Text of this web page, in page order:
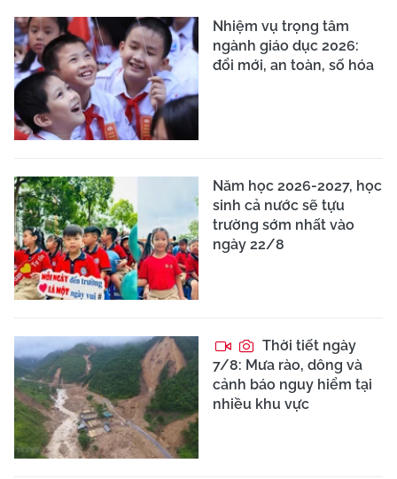
Nhiệm vụ trọng tâm
ngành giáo dục 2026:
đổi mới, an toàn, số hóa
Năm học 2026-2027, học
sinh cả nước sẽ tựu
trường sớm nhất vào
ngày 22/8
Thời tiết ngày
7/8: Mưa rào, dông và
cảnh báo nguy hiểm tại
nhiều khu vực